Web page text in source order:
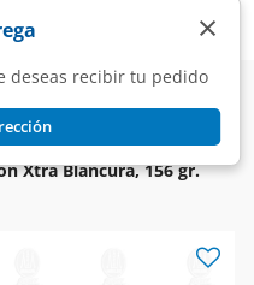
deseas recibir tu pedido
×
Cuidado Bucal
Xtra Blancura, 156 gr.